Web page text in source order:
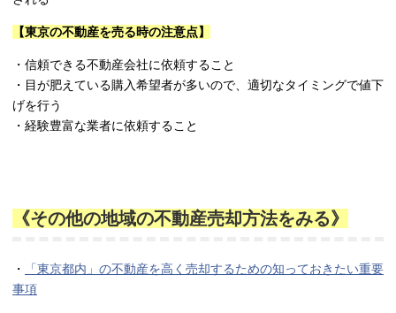
【東京の不動産を売る時の注意点】
・信頼できる不動産会社に依頼すること
・目が肥えている購入希望者が多いので、適切なタイミングで値下
げを行う
・経験豊富な業者に依頼すること
《その他の地域の不動産売却方法をみる》
・
「東京都内」の不動産を高く売却するための知っておきたい重要
事項